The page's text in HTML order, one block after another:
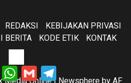
REDAKSI
KEBIJAKAN PRIVASI
BERITA
KODE ETIK KONTAK
ETIK
Media Online| Newsphere by AF
TwitterWhatsApp
Gmail